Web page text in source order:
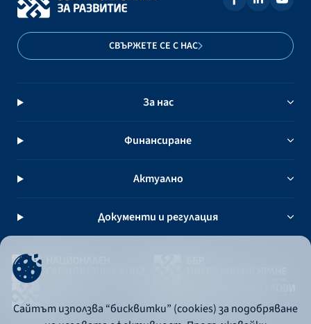
СВЪРЖЕТЕ СЕ С НАС
За нас
Финансиране
Актуално
Документи и регулация
Сайтът използва “бисквитки” (cookies) за подобряване